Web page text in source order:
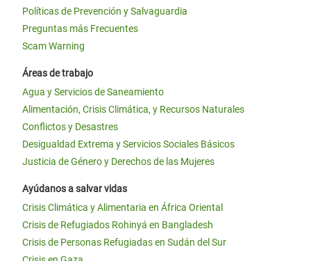
Políticas de Prevención y Salvaguardia
Preguntas más Frecuentes
Scam Warning
Áreas de trabajo
Agua y Servicios de Saneamiento
Alimentación, Crisis Climática, y Recursos Naturales
Conflictos y Desastres
Desigualdad Extrema y Servicios Sociales Básicos
Justicia de Género y Derechos de las Mujeres
Ayúdanos a salvar vidas
Crisis Climática y Alimentaria en África Oriental
Crisis de Refugiados Rohinyá en Bangladesh
Crisis de Personas Refugiadas en Sudán del Sur